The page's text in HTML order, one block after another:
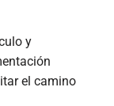
y
el camino